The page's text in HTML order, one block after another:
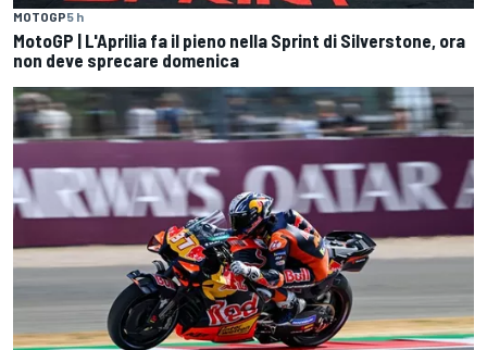
MOTOGP5 h
MotoGP | L'Aprilia fa il pieno nella Sprint di Silverstone, ora
non deve sprecare domenica